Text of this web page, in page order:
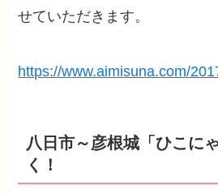
せていただきます。
https://www.aimisuna.com/
八日市～彦根城「ひこに
く！